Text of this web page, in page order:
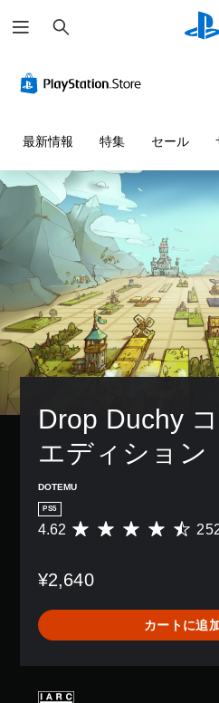
索
最新情報 特集 セール
Drop Duchy
エディション
DOTEMU
PS5
評
は
5
2
、
評
4.62
¥2,640
カートに追